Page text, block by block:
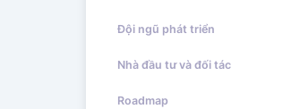
Đội ngũ phát triển
Nhà đầu tư và đối tác
Roadmap